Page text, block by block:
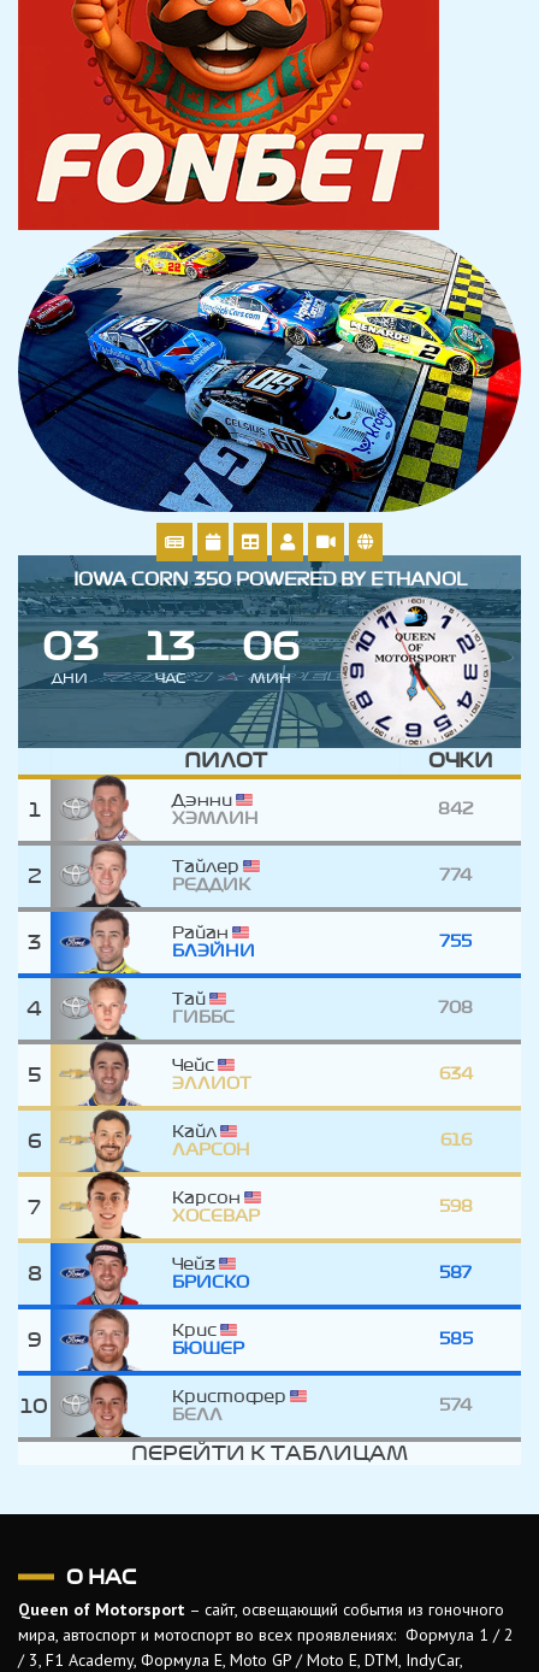
IOWA CORN 350 POWERED BY ETHANOL
03
ДНИ
13
ЧАС
06
МИН
ПИЛОТ ОЧКИ
1
Дэнни
ХЭМЛИН
842
2
Тайлер
РЕДДИК
774
3
Райан
БЛЭЙНИ
755
4
Тай
ГИББС
708
5
Чейс
ЭЛЛИОТ
634
6
Кайл
ЛАРСОН
616
7
Карсон
ХОСЕВАР
598
8
Чейз
БРИСКО
587
9
Крис
БЮШЕР
585
10
Кристофер
БЕЛЛ
574
ПЕРЕЙТИ К ТАБЛИЦАМ
О НАС
Queen of Motorsport – сайт, освещающий события из гоночного
мира, автоспорт и мотоспорт во всех проявлениях: Формула 1 / 2
/ 3, F1 Academy, Формула Е, Moto GP / Moto E, DTM, IndyCar,